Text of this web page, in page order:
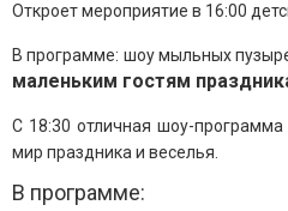
Откроет мероприятие в 16:00
В программе: шоу мыльных
маленьким гостям
С 18:30 отличная шоу-
мир праздника и веселья.
В программе: